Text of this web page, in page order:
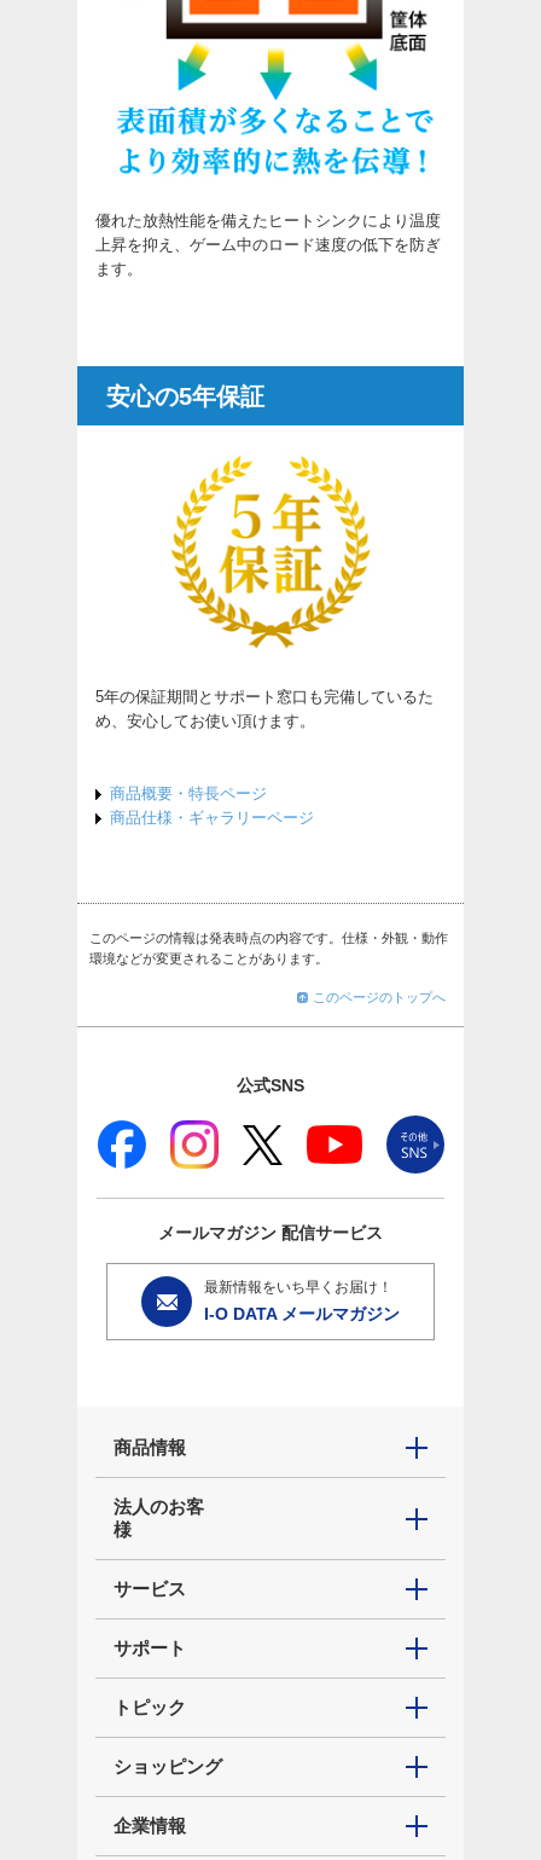
優れた放熱性能を備えたヒートシンクにより温度
上昇を抑え、ゲーム中のロード速度の低下を防ぎ
ます。
安心の5年保証
5年の保証期間とサポート窓口も完備しているた
め、安心してお使い頂けます。
商品概要・特長ページ
商品仕様・ギャラリーページ
このページの情報は発表時点の内容です。仕様・外観・動作
環境などが変更されることがあります。
このページのトップへ
公式SNS
メールマガジン 配信サービス
最新情報をいち早くお届け！
I-O DATA メールマガジン
商品情報
法人のお客
様
サービス
サポート
トピック
ショッピング
企業情報